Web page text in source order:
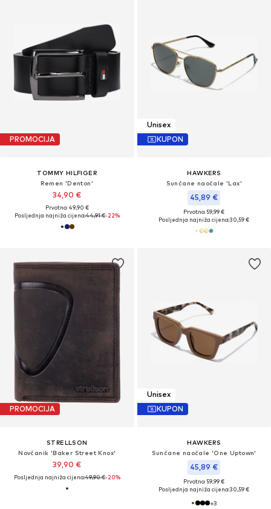
PROMOCIJA
TOMMY HILFIGER
Remen 'Denton'
34,90 €
Prvotno: 49,90 €
Posljednja najniža cijena:44,91 €-22%
Unisex
KUPON
HAWKERS
Sunčane naočale 'Lax'
45,89 €
Prvotno: 59,99 €
Posljednja najniža cijena:30,59 €
PROMOCIJA
STRELLSON
Novčanik 'Baker Street Knox'
39,90 €
Posljednja najniža cijena:49,90 €-20%
Unisex
KUPON
HAWKERS
Sunčane naočale 'One Uptown'
45,89 €
Prvotno: 59,99 €
Posljednja najniža cijena:30,59 €
+3